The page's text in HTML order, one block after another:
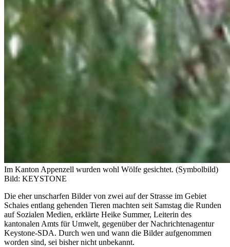
Im Kanton Appenzell wurden wohl Wölfe gesichtet. (Symbolbild)
Bild: KEYSTONE
Die eher unscharfen Bilder von zwei auf der Strasse im Gebiet
Schaies entlang gehenden Tieren machten seit Samstag die Runden
auf Sozialen Medien, erklärte Heike Summer, Leiterin des
kantonalen Amts für Umwelt, gegenüber der Nachrichtenagentur
Keystone-SDA. Durch wen und wann die Bilder aufgenommen
worden sind, sei bisher nicht unbekannt.